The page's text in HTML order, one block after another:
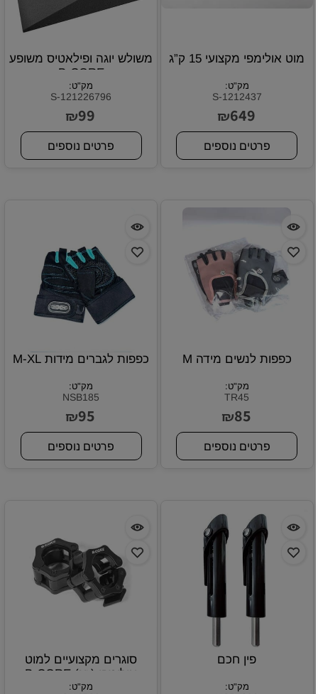
מוט אולימפי מקצועי 15 ק”ג
מק"ט:
S-1212437
₪649
פרטים נוספים
משולש יוגה ופילאטיס משופע
B-CORE
מק"ט:
S-121226796
₪99
פרטים נוספים
כפפות לנשים מידה M
מק"ט:
TR45
₪85
פרטים נוספים
כפפות לגברים מידות M-XL
מק"ט:
NSB185
₪95
פרטים נוספים
פין חכם
מק"ט:
סוגרים מקצועיים למוט
אולימפי (זוג) B-CORE
LOCKJAW
מק"ט: